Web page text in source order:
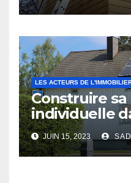
LES ACTEURS DE
Construire sa
individuelle
les Ardennes
d’un
JUIN 15, 2023